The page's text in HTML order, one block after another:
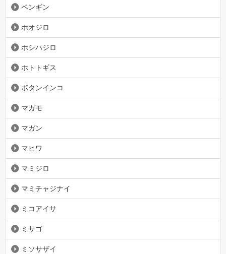
ペンギン
ホオジロ
ホシハジロ
ホトトギス
ボタンインコ
マガモ
マガン
マヒワ
マミジロ
マミチャジナイ
ミコアイサ
ミサゴ
ミソサザイ